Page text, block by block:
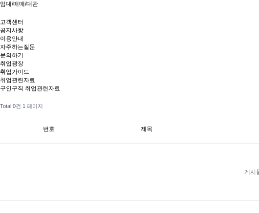
임대/매매/대관
고객센터
공지사항
이용안내
자주하는질문
문의하기
취업광장
취업가이드
취업관련자료
구인구직 취업관련자료
Total 0건 1 페이지
번호 제목
게시